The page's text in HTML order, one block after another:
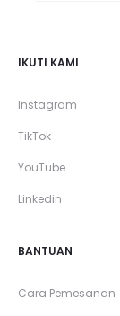
IKUTI KAMI
Instagram
TikTok
YouTube
Linkedin
BANTUAN
Cara Pemesanan